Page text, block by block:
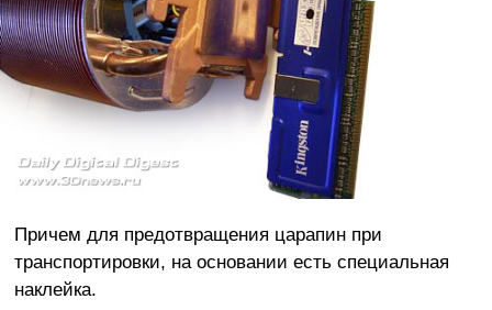
Причем для предотвращения царапин при
транспортировки, на основании есть специальная
наклейка.